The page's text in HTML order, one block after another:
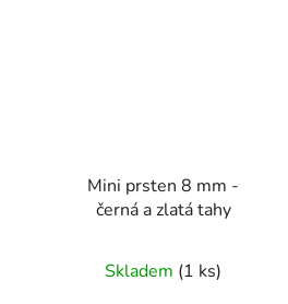
Mini prsten 8 mm -
černá a zlatá tahy
Skladem (1 ks)